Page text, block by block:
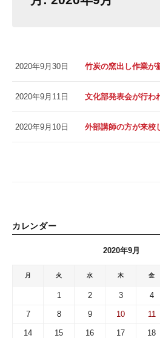
2020年9月30日 竹炭の窯出し作業が
2020年9月11日 文化部発表会が行わ
2020年9月10日 外部講師の方が来校
カレンダー
2020年9月
月 火 水 木 金
1 2 3 4
7 8 9 10 11
14 15 16 17 18